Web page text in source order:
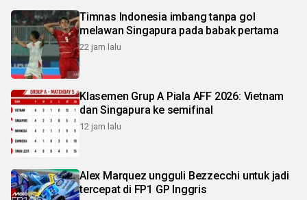
Timnas Indonesia imbang tanpa gol
melawan Singapura pada babak pertama
22 jam lalu
Klasemen Grup A Piala AFF 2026: Vietnam
dan Singapura ke semifinal
12 jam lalu
Alex Marquez ungguli Bezzecchi untuk jadi
tercepat di FP1 GP Inggris